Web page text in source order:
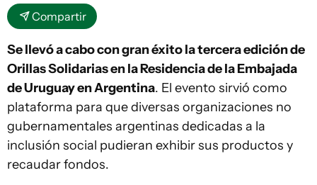
Compartir
Se llevó a cabo con gran éxito la tercera edición de
Orillas Solidarias en la Residencia de la Embajada
de Uruguay en Argentina. El evento sirvió como
plataforma para que diversas organizaciones no
gubernamentales argentinas dedicadas a la
inclusión social pudieran exhibir sus productos y
recaudar fondos.